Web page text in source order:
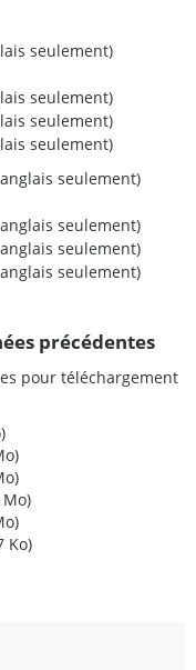
seulement)
seulement)
seulement)
seulement)
seulement)
seulement)
seulement)
seulement)
précédentes
pour téléchargement
Mo)
Ko)